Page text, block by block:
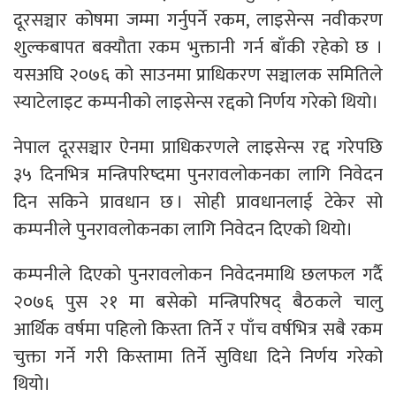
दूरसञ्चार कोषमा जम्मा गर्नुपर्ने रकम, लाइसेन्स नवीकरण
शुल्कबापत बक्यौता रकम भुक्तानी गर्न बाँकी रहेको छ ।
यसअघि २०७६ को साउनमा प्राधिकरण सञ्चालक समितिले
स्याटेलाइट कम्पनीको लाइसेन्स रद्दको निर्णय गरेको थियो।
नेपाल दूरसञ्चार ऐनमा प्राधिकरणले लाइसेन्स रद्द गरेपछि
३५ दिनभित्र मन्त्रिपरिष्दमा पुनरावलोकनका लागि निवेदन
दिन सकिने प्रावधान छ । सोही प्रावधानलाई टेकेर सो
कम्पनीले पुनरावलोकनका लागि निवेदन दिएको थियो।
कम्पनीले दिएको पुनरावलोकन निवेदनमाथि छलफल गर्दै
२०७६ पुस २१ मा बसेको मन्त्रिपरिषद् बैठकले चालु
आर्थिक वर्षमा पहिलो किस्ता तिर्ने र पाँच वर्षभित्र सबै रकम
चुक्ता गर्ने गरी किस्तामा तिर्ने सुविधा दिने निर्णय गरेको
थियो।